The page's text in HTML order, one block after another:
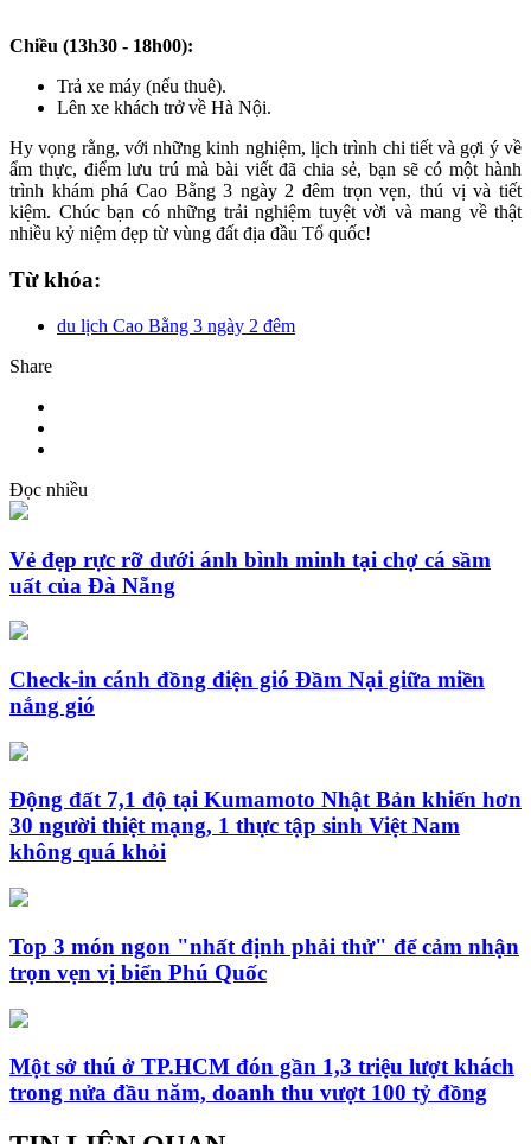
Chiều (13h30 - 18h00):
Trả xe máy (nếu thuê).
Lên xe khách trở về Hà Nội.
Hy vọng rằng, với những kinh nghiệm, lịch trình chi tiết và gợi ý về
ẩm thực, điểm lưu trú mà bài viết đã chia sẻ, bạn sẽ có một hành
trình khám phá Cao Bằng 3 ngày 2 đêm trọn vẹn, thú vị và tiết
kiệm. Chúc bạn có những trải nghiệm tuyệt vời và mang về thật
nhiều kỷ niệm đẹp từ vùng đất địa đầu Tổ quốc!
Từ khóa:
du lịch Cao Bằng 3 ngày 2 đêm
Share
Đọc nhiều
Vẻ đẹp rực rỡ dưới ánh bình minh tại chợ cá sầm
uất của Đà Nẵng
Check-in cánh đồng điện gió Đầm Nại giữa miền
nắng gió
Động đất 7,1 độ tại Kumamoto Nhật Bản khiến hơn
30 người thiệt mạng, 1 thực tập sinh Việt Nam
không quá khỏi
Top 3 món ngon "nhất định phải thử" để cảm nhận
trọn vẹn vị biển Phú Quốc
Một sở thú ở TP.HCM đón gần 1,3 triệu lượt khách
trong nửa đầu năm, doanh thu vượt 100 tỷ đồng